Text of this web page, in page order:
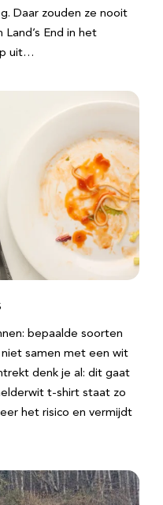
Daar zouden ze nooit
End in het
uit…
bepaalde soorten
samen met een wit
denk je al: dit gaat
t-shirt staat zo
het risico en vermijdt